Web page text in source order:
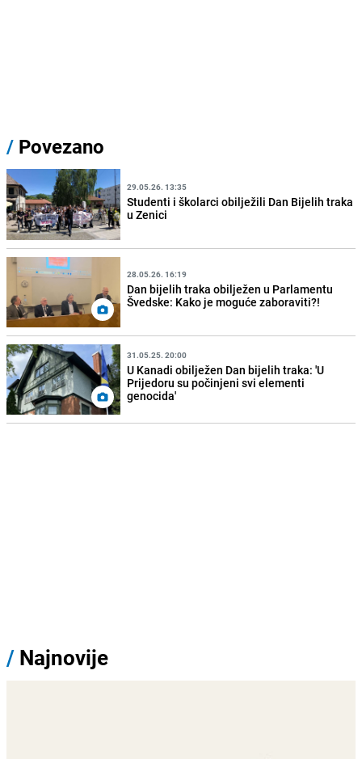
/ Povezano
29.05.26. 13:35
Studenti i školarci obilježili Dan Bijelih traka
u Zenici
28.05.26. 16:19
Dan bijelih traka obilježen u Parlamentu
Švedske: Kako je moguće zaboraviti?!
31.05.25. 20:00
U Kanadi obilježen Dan bijelih traka: 'U
Prijedoru su počinjeni svi elementi
genocida'
/ Najnovije